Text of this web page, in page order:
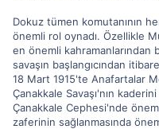
Dokuz tümen komutanının
önemli rol oynadı. Özellikle
en önemli kahramanlarından
savaşın başlangıcından
18 Mart 1915'te Anafartalar
Çanakkale Savaşı'nın
Çanakkale Cephesi'nde
zaferinin sağlanmasında